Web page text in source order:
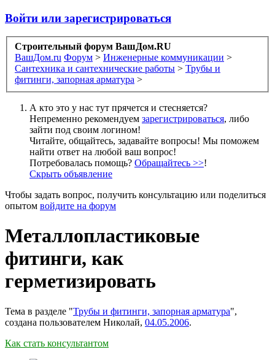
Войти или зарегистрироваться
Строительный форум ВашДом.RU
ВашДом.ru Форум > Инженерные коммуникации >
Сантехника и сантехнические работы > Трубы и
фитинги, запорная арматура >
А кто это у нас тут прячется и стесняется?
Непременно рекомендуем зарегистрироваться, либо
зайти под своим логином!
Читайте, общайтесь, задавайте вопросы! Мы поможем
найти ответ на любой ваш вопрос!
Потребовалась помощь? Обращайтесь >>!
Скрыть объявление
Чтобы задать вопрос, получить консультацию или поделиться
опытом войдите на форум
Металлопластиковые
фитинги, как
герметизировать
Тема в разделе "Трубы и фитинги, запорная арматура",
создана пользователем Николай, 04.05.2006.
Как стать консультантом